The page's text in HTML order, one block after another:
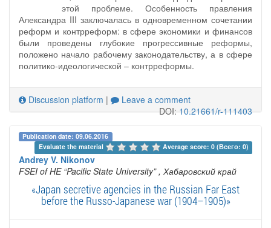
этой проблеме. Особенность правления
Александра III заключалась в одновременном сочетании
реформ и контрреформ: в сфере экономики и финансов
были проведены глубокие прогрессивные реформы,
положено начало рабочему законодательству, а в сфере
политико-идеологической – контрреформы.
Discussion platform |
Leave a comment
DOI:10.21661/r-111403
Publication date: 09.06.2016
Evaluate the material
Average score: 0 (Всего: 0)
Andrey V. Nikonov
FSEI of HE “Pacific State University” , Хабаровский край
«Japan secretive agencies in the Russian Far East
before the Russo-Japanese war (1904–1905)»